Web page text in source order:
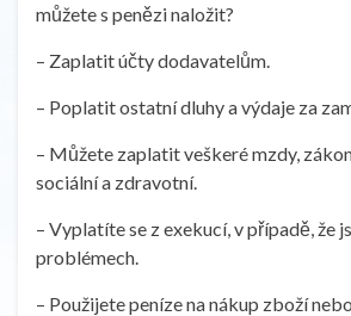
můžete s penězi naložit?
– Zaplatit účty dodavatelům.
– Poplatit ostatní dluhy a výdaje za
– Můžete zaplatit veškeré mzdy,
sociální a zdravotní.
– Vyplatíte se z exekucí, v případě, že
problémech.
– Použijete peníze na nákup zboží